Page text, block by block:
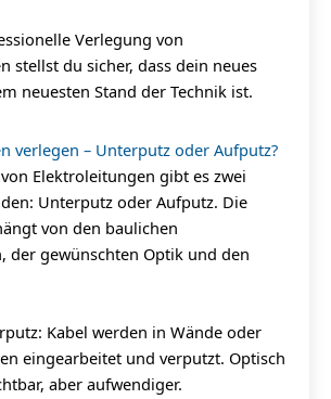
Verlegung von
stellst du sicher, dass dein neues
neuesten Stand der Technik ist.
verlegen – Unterputz oder Aufputz?
Elektroleitungen gibt es zwei
Unterputz oder Aufputz. Die
von den baulichen
der gewünschten Optik und den
Kabel werden in Wände oder
eingearbeitet und verputzt. Optisch
aber aufwendiger.